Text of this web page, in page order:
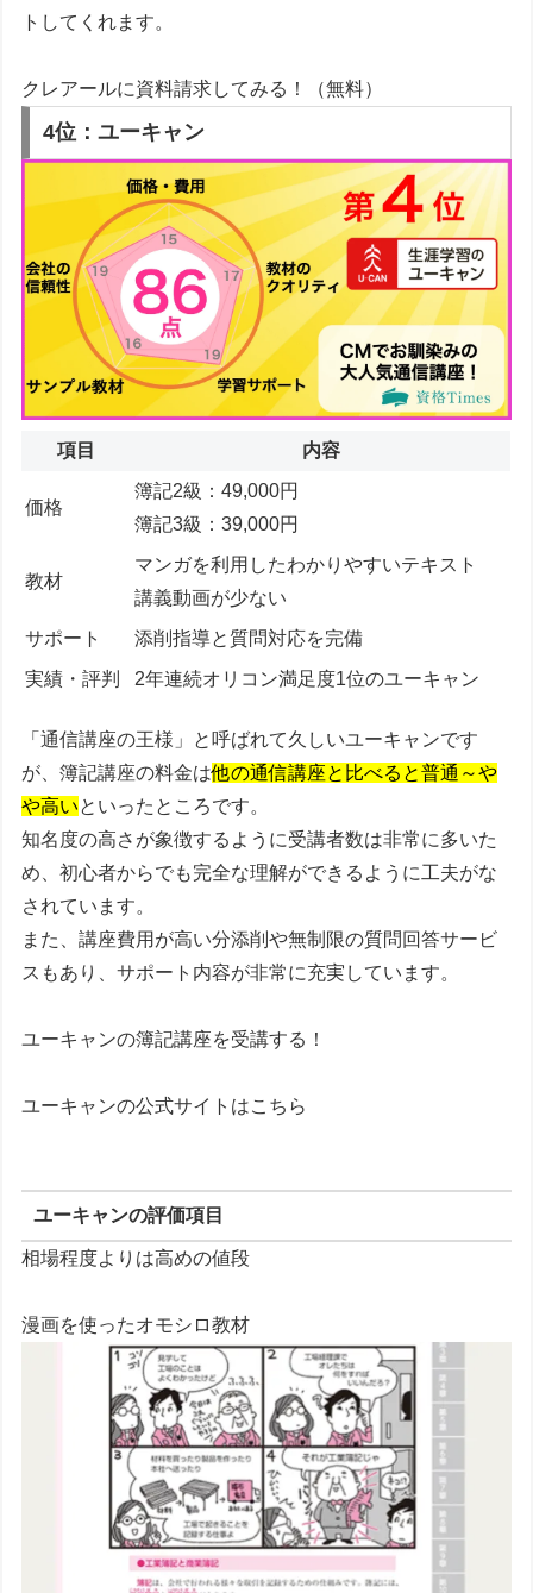
トしてくれます。
クレアールに資料請求してみる！（無料）
4位：ユーキャン
項目 内容
価格
簿記2級：49,000円
簿記3級：39,000円
教材
マンガを利用したわかりやすいテキスト
講義動画が少ない
サポート
添削指導と質問対応を完備
実績・評判
2年連続オリコン満足度1位のユーキャン
「通信講座の王様」と呼ばれて久しいユーキャンです
が、簿記講座の料金は他の通信講座と比べると普通～や
や高いといったところです。
知名度の高さが象徴するように受講者数は非常に多いた
め、初心者からでも完全な理解ができるように工夫がな
されています。
また、講座費用が高い分添削や無制限の質問回答サービ
スもあり、サポート内容が非常に充実しています。
ユーキャンの簿記講座を受講する！
ユーキャンの公式サイトはこちら
ユーキャンの評価項目
相場程度よりは高めの値段
漫画を使ったオモシロ教材